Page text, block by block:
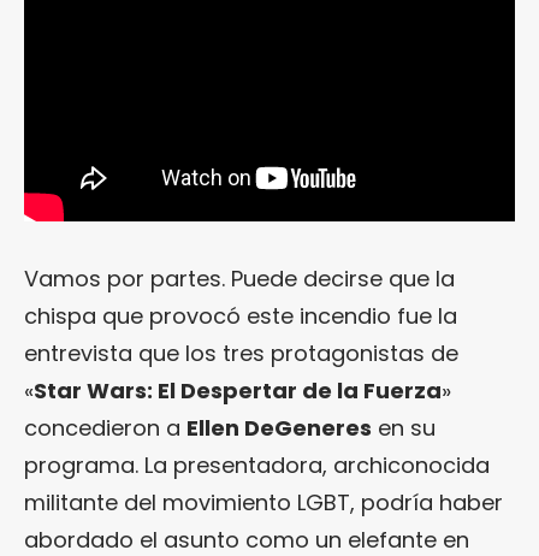
Vamos por partes. Puede decirse que la
chispa que provocó este incendio fue la
entrevista que los tres protagonistas de
«Star Wars: El Despertar de la Fuerza»
concedieron a Ellen DeGeneres en su
programa. La presentadora, archiconocida
militante del movimiento LGBT, podría haber
abordado el asunto como un elefante en